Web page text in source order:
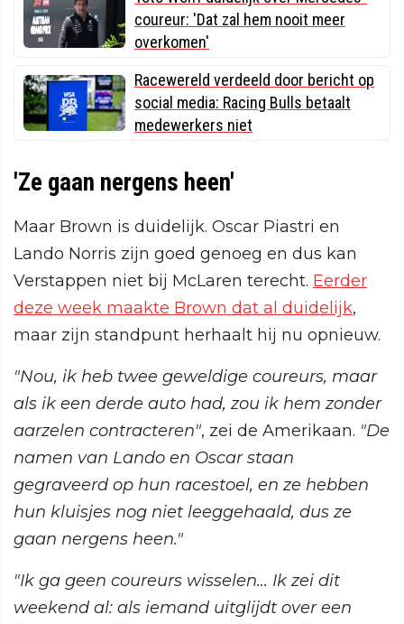
coureur: 'Dat zal hem nooit meer
overkomen'
Racewereld verdeeld door bericht op
social media: Racing Bulls betaalt
medewerkers niet
'Ze gaan nergens heen'
Maar Brown is duidelijk. Oscar Piastri en
Lando Norris zijn goed genoeg en dus kan
Verstappen niet bij McLaren terecht. Eerder
deze week maakte Brown dat al duidelijk,
maar zijn standpunt herhaalt hij nu opnieuw.
"Nou, ik heb twee geweldige coureurs, maar
als ik een derde auto had, zou ik hem zonder
aarzelen contracteren", zei de Amerikaan. "De
namen van Lando en Oscar staan
gegraveerd op hun racestoel, en ze hebben
hun kluisjes nog niet leeggehaald, dus ze
gaan nergens heen."
"Ik ga geen coureurs wisselen... Ik zei dit
weekend al: als iemand uitglijdt over een